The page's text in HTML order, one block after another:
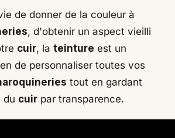
de donner de la couleur à
, d'obtenir un aspect vieilli
cuir, la teinture est un
de personnaliser toutes vos
tout en gardant
du cuir par transparence.